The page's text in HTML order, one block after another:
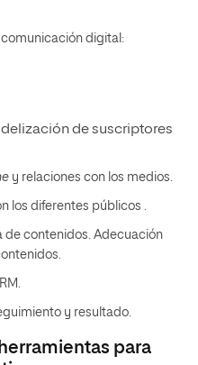
digital:
de suscriptores
y relaciones con los medios.
los diferentes públicos .
de contenidos. Adecuación
y resultado.
para